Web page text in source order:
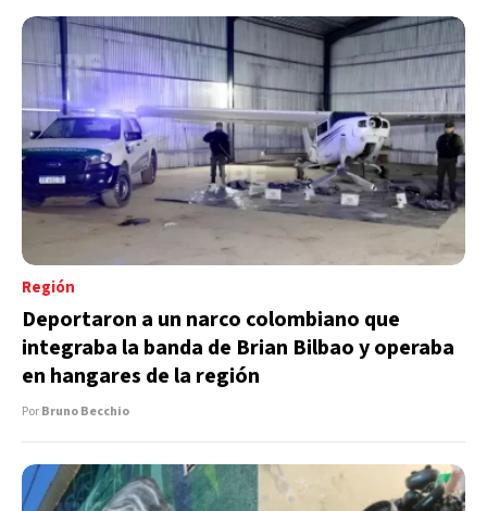
Región
Deportaron a un narco colombiano que
integraba la banda de Brian Bilbao y operaba
en hangares de la región
PorBruno Becchio